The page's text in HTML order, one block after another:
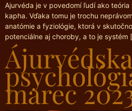
Ajurvéda je v povedomí ľudí ako
kapha. Vďaka tomu je trochu
anatómie a fyziológie, ktorá v
potenciálne aj choroby, a to je systém
Ájurvédska
marec